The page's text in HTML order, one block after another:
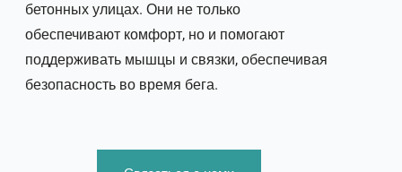
бетонных улицах. Они не только
обеспечивают комфорт, но и помогают
поддерживать мышцы и связки, обеспечивая
безопасность во время бега.